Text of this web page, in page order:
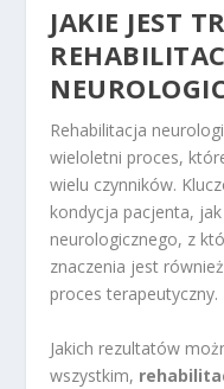
JAKIE JEST
Rehabilitacja
wieloletni proces,
wielu czynników.
kondycja pacjenta,
neurologicznego, z
znaczenia jest
proces terapeutyczny.
Jakich rezultatów
wszystkim,